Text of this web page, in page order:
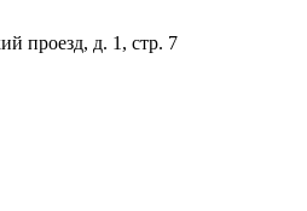
проезд, д. 1, стр. 7